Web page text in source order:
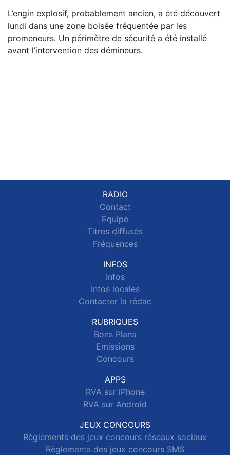
L’engin explosif, probablement ancien, a été découvert
lundi dans une zone boisée fréquentée par les
promeneurs. Un périmètre de sécurité a été installé
avant l’intervention des démineurs.
RADIO
Contact
Equipe
Titres diffusés
Fréquences
INFOS
Infos
Infos locales
Contacter la rédac
RUBRIQUES
Bons Plans
Emissions
Concours
APPS
RVA sur iPhone
RVA sur Android
JEUX CONCOURS
Règlements des jeux concours réseaux sociaux
Règlements des jeux concours SMS